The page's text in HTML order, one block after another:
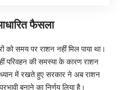
फैसला
को समय पर राशन नहीं मिल पाया था।
परिवहन की समस्या के कारण राशन
में रखते हुए सरकार ने अब राशन
बनाने का निर्णय लिया है।